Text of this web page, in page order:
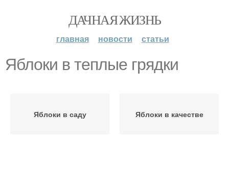
ДАЧНАЯ ЖИЗНЬ
главная новости статьи
Яблоки в теплые грядки
Яблоки в саду Яблоки в качестве